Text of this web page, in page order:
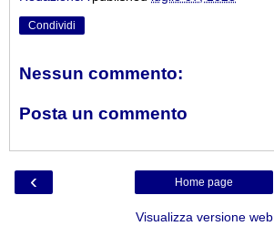
Condividi
Nessun commento:
Posta un commento
‹ Home page
Visualizza versione web